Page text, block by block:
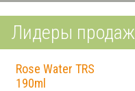
Лидеры продаж
Rose Water TRS
190ml